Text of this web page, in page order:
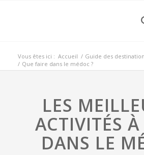
Vous êtes ici : Accueil / Guide des
/ Que faire dans le médoc ?
LES
ACTIVITÉS À
DANS LE